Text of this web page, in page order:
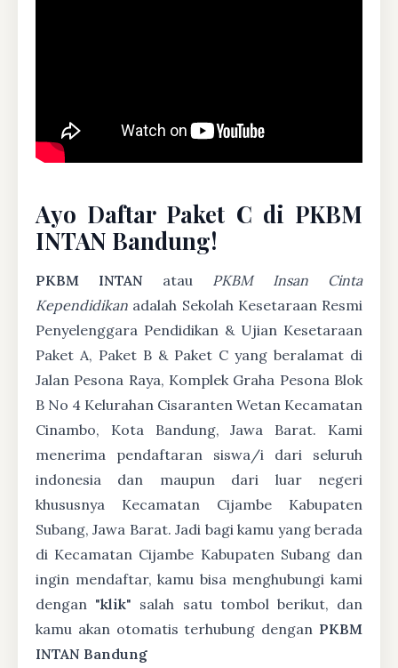
Ayo Daftar Paket C di PKBM
INTAN Bandung!
PKBM INTAN atau PKBM Insan Cinta
Kependidikan adalah Sekolah Kesetaraan Resmi
Penyelenggara Pendidikan & Ujian Kesetaraan
Paket A, Paket B & Paket C yang beralamat di
Jalan Pesona Raya, Komplek Graha Pesona Blok
B No 4 Kelurahan Cisaranten Wetan Kecamatan
Cinambo, Kota Bandung, Jawa Barat. Kami
menerima pendaftaran siswa/i dari seluruh
indonesia dan maupun dari luar negeri
khususnya Kecamatan Cijambe Kabupaten
Subang, Jawa Barat. Jadi bagi kamu yang berada
di Kecamatan Cijambe Kabupaten Subang dan
ingin mendaftar, kamu bisa menghubungi kami
dengan "klik" salah satu tombol berikut, dan
kamu akan otomatis terhubung dengan PKBM
INTAN Bandung